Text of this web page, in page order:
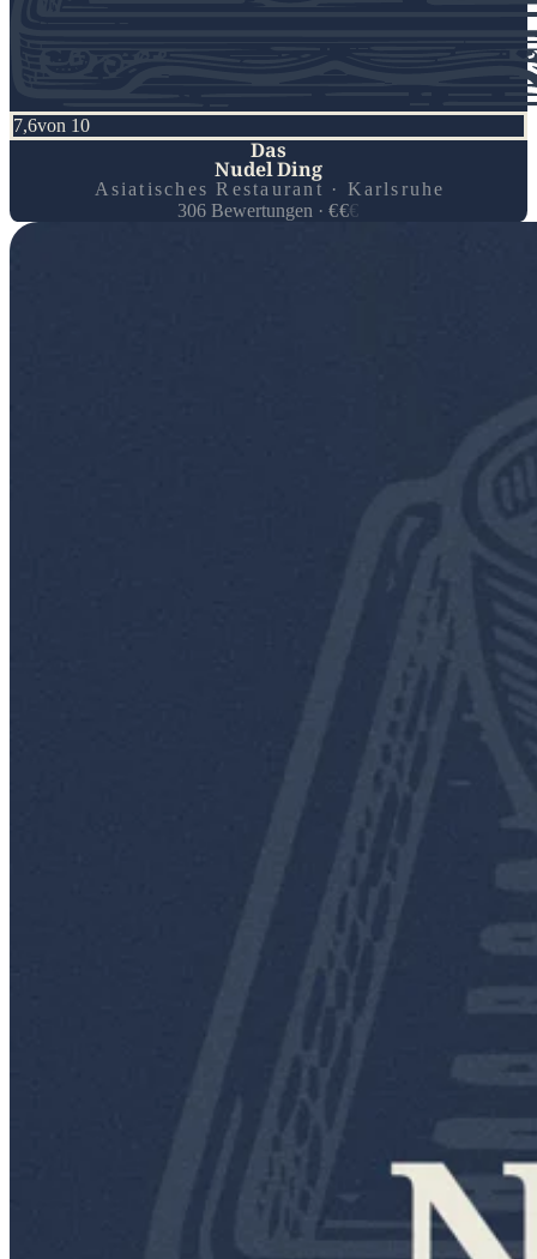
7,6von 10
Das
Nudel Ding
Asiatisches Restaurant · Karlsruhe
306 Bewertungen ·€€€